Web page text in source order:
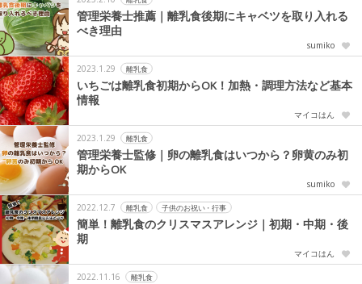
管理栄養士推薦｜離乳食後期にキャベツを取り入れる
べき理由
sumiko
2023.1.29 離乳食
いちごは離乳食初期からOK！加熱・調理方法など基本
情報
マイコはん
2023.1.29 離乳食
管理栄養士監修｜卵の離乳食はいつから？卵黄のみ初
期からOK
sumiko
2022.12.7 離乳食 子供のお祝い・行事
簡単！離乳食のクリスマスアレンジ｜初期・中期・後
期
マイコはん
2022.11.16 離乳食